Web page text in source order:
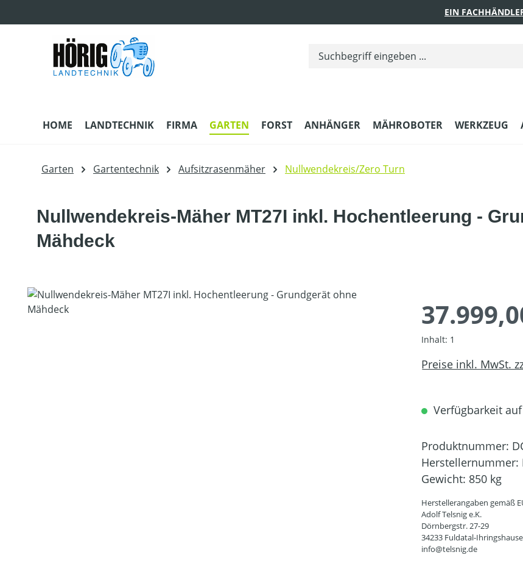
EIN
HOME LANDTECHNIK FIRMA GARTEN FORST ANHÄNGER MÄHROBOTER WERKZEUG
Garten Gartentechnik Aufsitzrasenmäher Nullwendekreis/Zero Turn
Nullwendekreis-Mäher MT27I inkl. Hochentleerung -
Mähdeck
Bildergalerie überspringen
Inhalt: 1
Preise inkl. MwSt.
Verfügbarkeit
Produktnummer:
Herstellernummer:
Gewicht: 850 kg
Herstellerangaben gemäß
Adolf Telsnig e.K.
Dörnbergstr. 27-29
34233 Fuldatal-
info@telsnig.de